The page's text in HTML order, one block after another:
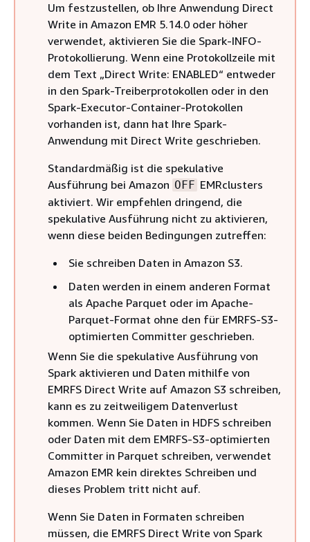
Um festzustellen, ob Ihre Anwendung Direct
Write in Amazon EMR 5.14.0 oder höher
verwendet, aktivieren Sie die Spark-INFO-
Protokollierung. Wenn eine Protokollzeile mit
dem Text „Direct Write: ENABLED“ entweder
in den Spark-Treiberprotokollen oder in den
Spark-Executor-Container-Protokollen
vorhanden ist, dann hat Ihre Spark-
Anwendung mit Direct Write geschrieben.
Standardmäßig ist die spekulative
Ausführung bei Amazon OFF EMRclusters
aktiviert. Wir empfehlen dringend, die
spekulative Ausführung nicht zu aktivieren,
wenn diese beiden Bedingungen zutreffen:
Sie schreiben Daten in Amazon S3.
Daten werden in einem anderen Format
als Apache Parquet oder im Apache-
Parquet-Format ohne den für EMRFS-S3-
optimierten Committer geschrieben.
Wenn Sie die spekulative Ausführung von
Spark aktivieren und Daten mithilfe von
EMRFS Direct Write auf Amazon S3 schreiben,
kann es zu zeitweiligem Datenverlust
kommen. Wenn Sie Daten in HDFS schreiben
oder Daten mit dem EMRFS-S3-optimierten
Committer in Parquet schreiben, verwendet
Amazon EMR kein direktes Schreiben und
dieses Problem tritt nicht auf.
Wenn Sie Daten in Formaten schreiben
müssen, die EMRFS Direct Write von Spark